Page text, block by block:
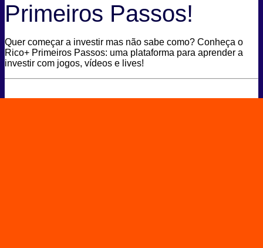
Primeiros Passos!
Quer começar a investir mas não sabe como? Conheça o
Rico+ Primeiros Passos: uma plataforma para aprender a
investir com jogos, vídeos e lives!